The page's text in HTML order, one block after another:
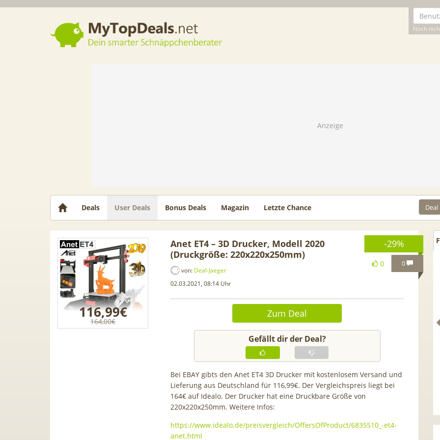
Noch
Dein smarter Schnäppchenberater
Deals User Deals Bonus Deals Magazin Letzte Chance
-29%
0
0
116,99€
164,00€
Anet ET4 – 3D Drucker, Modell 2020
(Druckgröße: 220x220x250mm)
von: Deal-Jaeger
02.03.2021, 08:14 Uhr
Zum Deal
Gefällt dir der Deal?
Bei EBAY gibts den Anet ET4 3D Drucker mit kostenlosem Versand und
Lieferung aus Deutschland für 116,99€. Der Vergleichspreis liegt bei
164€ auf Idealo. Der Drucker hat eine Druckbare Größe von
220x220x250mm. Weitere Infos:
https://www.idealo.de/preisvergleich/OffersOfProduct/6835510_-et4-
anet.html
TCL tragbares 3-in-1
Klimagerät | Kühlen /
App- & Smart-Home-
[93€ vs. Idealo!] Gratis Pixel
19€ + 20GB Vodafone 5G
für 14,99€ mtl. (Trade-In)